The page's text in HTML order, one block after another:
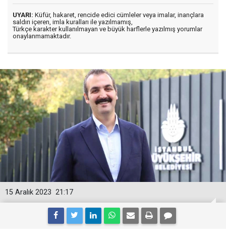
UYARI: Küfür, hakaret, rencide edici cümleler veya imalar, inançlara
saldırı içeren, imla kuralları ile yazılmamış,
Türkçe karakter kullanılmayan ve büyük harflerle yazılmış yorumlar
onaylanmamaktadır.
21:17
15 Aralık 2023